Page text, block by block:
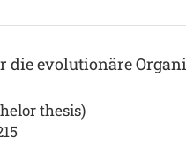
evolutionäre
thesis)